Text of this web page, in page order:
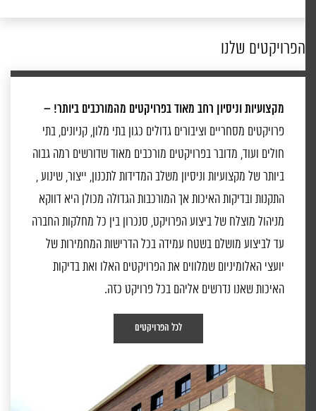
הפרויקטים שלנו
מקצועיות וניסיון רחב מאוד בפרויקטים מהמורכבים ביותר! –
פרויקטים מסחריים וציבורים גדולים כגון בתי מלון, קניונים, בתי
חולים ועוד, מדובר בפרויקטים מורכבים מאוד שדורשים רמה גבוה
ביותר של מקצועיות וניסיון משלב המדידות לתכנון, ייצור, שינוע ,
התקנות ובדיקות האיכות אך המורכבות הגדולה מכולן היא דווקא
מניהול מוצלח של ביצוע הפרויקט, סנכרון בין כל מחלקות החברה
עד לביצוע מושלם בשטח עמידה בכל הדרישות המחמירות של
יועצי האלומיניום שמלווים את הפרויקטים האלו ואת בדיקות
האיכות שאנו נדרשים אליהם בכל פרויקט כזה.
לכל הפרויקטים